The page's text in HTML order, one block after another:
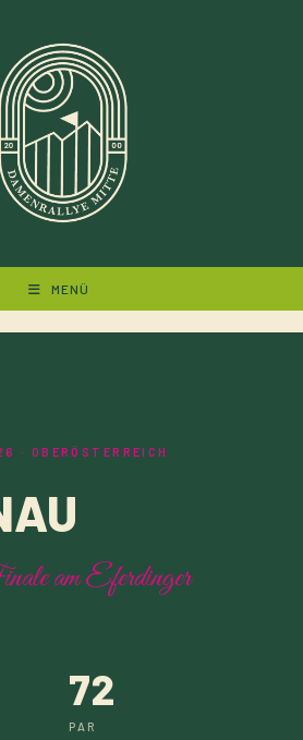
MENÜ
· OBERÖSTERREICH
am Eferdinger
72
PAR